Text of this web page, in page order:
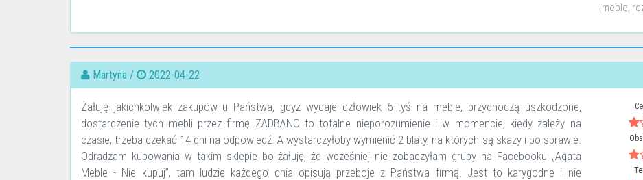
meble,
Martyna / 2022-04-22
Żałuję jakichkolwiek zakupów u Państwa, gdyż wydaje człowiek 5 tyś na meble, przychodzą uszkodzone,
dostarczenie tych mebli przez firmę ZADBANO to totalne nieporozumienie i w momencie, kiedy zależy na
czasie, trzeba czekać 14 dni na odpowiedź. A wystarczyłoby wymienić 2 blaty, na których są skazy i po sprawie.
Odradzam kupowania w takim sklepie bo żałuję, że wcześniej nie zobaczyłam grupy na Facebooku „Agata
Meble - Nie kupuj”, tam ludzie każdego dnia opisują przeboje z Państwa firmą. Jest to karygodne i nie